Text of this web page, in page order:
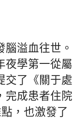
溢血往世。
夜學第一從屬
交了《關于處
完成患者住院
，也激發了